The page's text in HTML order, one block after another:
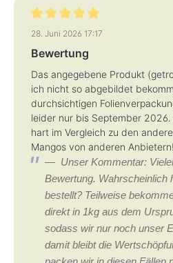
Bewertung mit 5 von 5 Sternen
28. Juni 2026 17:17
Bewertung
Das angegebene Produkt
ich nicht so abgebildet
durchsichtigen
leider nur bis September
hart im Vergleich zu den
Mangos von anderen Anbietern!
Unser Kommentar:
Bewertung. Wahrscheinlich
bestellt? Teilweise
direkt in 1kg aus dem
sodass wir nur noch unser
damit bleibt die